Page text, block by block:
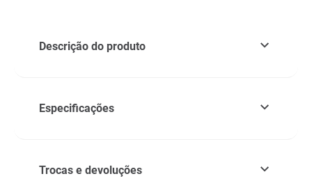
Descrição do produto
Especificações
Trocas e devoluções